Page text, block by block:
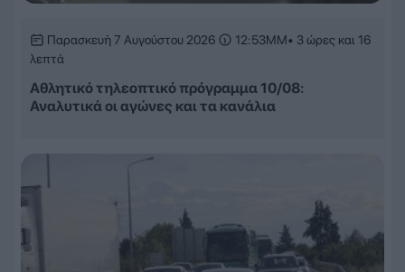
Παρασκευή 7 Αυγούστου 2026 12:53ΜΜ• 3 ώρες και 16
λεπτά
Αθλητικό τηλεοπτικό πρόγραμμα 10/08:
Αναλυτικά οι αγώνες και τα κανάλια